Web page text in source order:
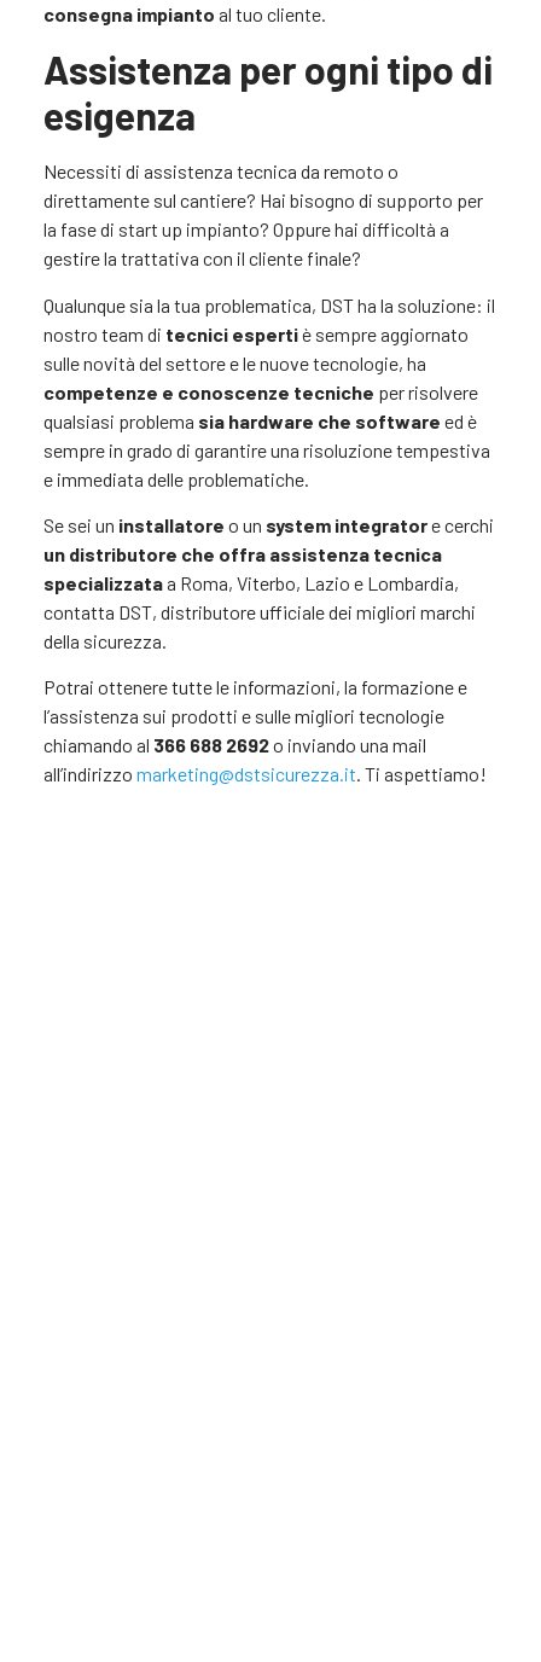
consegna impianto al tuo cliente.
Assistenza per ogni tipo di
esigenza
Necessiti di assistenza tecnica da remoto o
direttamente sul cantiere? Hai bisogno di supporto per
la fase di start up impianto? Oppure hai difficoltà a
gestire la trattativa con il cliente finale?
Qualunque sia la tua problematica, DST ha la soluzione: il
nostro team di tecnici espertiè sempre aggiornato
sulle novità del settore e le nuove tecnologie, ha
competenze e conoscenze tecniche per risolvere
qualsiasi problema sia hardware che software ed è
sempre in grado di garantire una risoluzione tempestiva
e immediata delle problematiche.
Se sei un installatore o un system integratore cerchi
un distributore che offra assistenza tecnica
specializzataa Roma, Viterbo, Lazio e Lombardia,
contatta DST, distributore ufficiale dei migliori marchi
della sicurezza.
Potrai ottenere tutte le informazioni, la formazione e
l’assistenza sui prodotti e sulle migliori tecnologie
chiamando al 366 688 2692o inviando una mail
all’indirizzo marketing@dstsicurezza.it. Ti aspettiamo!